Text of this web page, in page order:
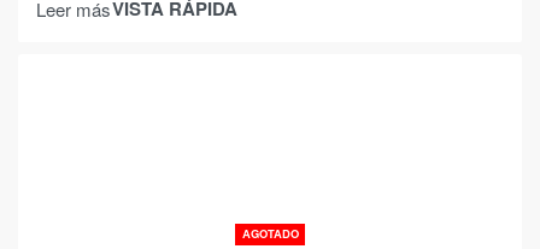
Leer másVISTA RÁPIDA
AGOTADO